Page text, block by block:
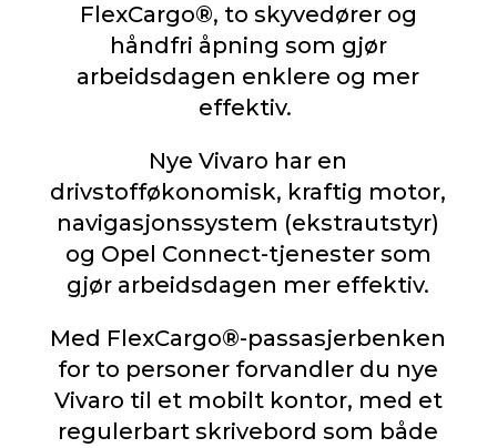
FlexCargo®, to skyvedører og
håndfri åpning som gjør
arbeidsdagen enklere og mer
effektiv.
Nye Vivaro har en
drivstofføkonomisk, kraftig motor,
navigasjonssystem (ekstrautstyr)
og Opel Connect-tjenester som
gjør arbeidsdagen mer effektiv.
Med FlexCargo®-passasjerbenken
for to personer forvandler du nye
Vivaro til et mobilt kontor, med et
regulerbart skrivebord som både